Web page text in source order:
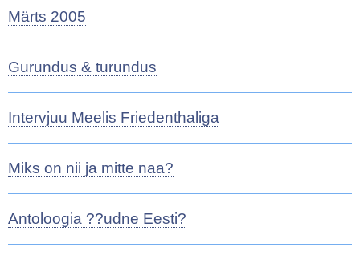
Märts 2005
Gurundus & turundus
Intervjuu Meelis Friedenthaliga
Miks on nii ja mitte naa?
Antoloogia ??udne Eesti?